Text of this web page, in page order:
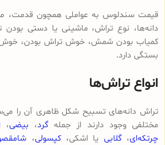
قیمت سندلوس به عواملی همچون قدمت،
دانه‌ها، نوع تراش، ماشینی یا دستی بودن
کمیاب بودن شمش، خوش تراش بودن، خوش
بستگی دارد.
انواع تراش‌ها
تراش دانه‌های تسبیح شکل ظاهری آن را
مختلفی وجود دارند از جمله گرد، بیضی،
چرتکه‌ای،گلابی یا اشکی،کپسولی،